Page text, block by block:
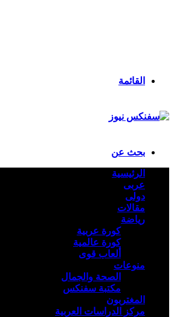
القائمة
بحث عن
الرئيسية
عربى
دولى
مقالات
رياضة
كورة عربية
كورة عالمية
ألعاب قوى
منوعات
الصحة والجمال
مكتبة سفنكس
المغتربون
مركز الدراسات العربية